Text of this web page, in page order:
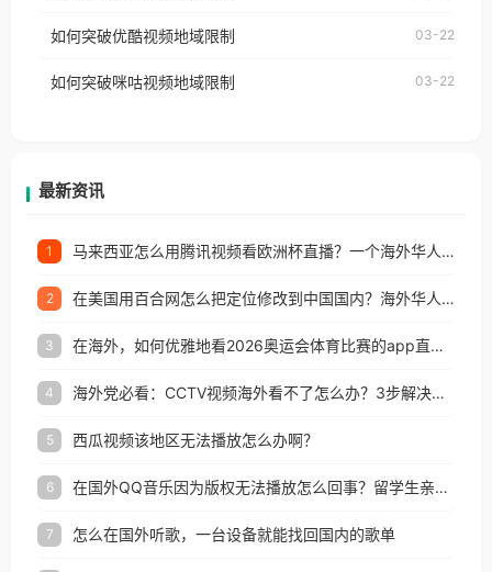
权限制所困扰。
制问题，且仅能在中国大陆地区播放。 遇到这个问题
户收听网易云音乐地区版权限制」的问题，无论人在
如何突破优酷视频地域限制 03-22
如何突破咪咕视频地域限制 03-22
最新资讯
1 马来西亚怎么用腾讯视频看欧洲杯直播？一个海外华人的真实困扰与破解
2 在美国用百合网怎么把定位修改到中国国内？海外华人必备的回国加速指南
3 在海外，如何优雅地看2026奥运会体育比赛的app直播？
4 海外党必看：CCTV视频海外看不了怎么办？3步解决地区限制+追剧自由
5 西瓜视频该地区无法播放怎么办啊？
6 在国外QQ音乐因为版权无法播放怎么回事？留学生亲测有效的解决办法
7 怎么在国外听歌，一台设备就能找回国内的歌单